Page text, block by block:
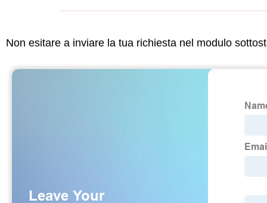
Non esitare a inviare la tua richiesta nel modulo